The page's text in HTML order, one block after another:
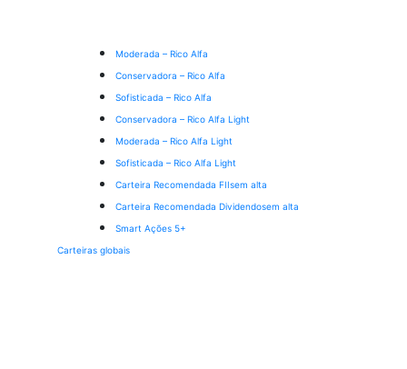
Moderada – Rico Alfa
Conservadora – Rico Alfa
Sofisticada – Rico Alfa
Conservadora – Rico Alfa Light
Moderada – Rico Alfa Light
Sofisticada – Rico Alfa Light
Carteira Recomendada FIIsem alta
Carteira Recomendada Dividendosem alta
Smart Ações 5+
Carteiras globais